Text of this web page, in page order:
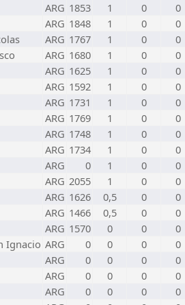
ARG 1853 1 0 0
ARG 1848 1 0 0
ARG 1767 1 0 0
ARG 1680 1 0 0
ARG 1625 1 0 0
ARG 1592 1 0 0
ARG 1731 1 0 0
ARG 1769 1 0 0
ARG 1748 1 0 0
ARG 1734 1 0 0
ARG 0 1 0
0
ARG 2055 1 0 0
ARG 1626 0,5 0 0
ARG 1466 0,5 0 0
ARG 1570 0 0 0
Ignacio ARG 0 0 0
0
ARG 0 0 0
0
ARG 0 0 0
0
ARG 0 0 0
0